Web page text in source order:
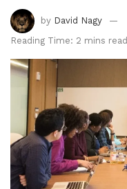
by David Nagy
Reading Time: 2 mins read